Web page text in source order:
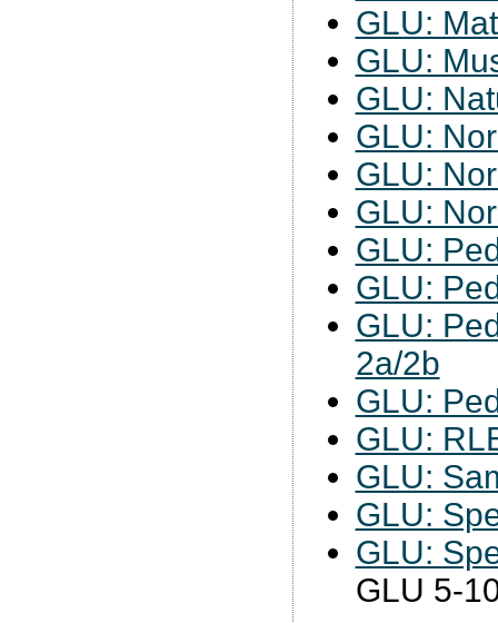
GLU:
GLU:
GLU:
GLU:
GLU:
GLU:
GLU:
GLU:
GLU:
2a/2b
GLU:
GLU:
GLU:
GLU:
GLU:
GLU 5-